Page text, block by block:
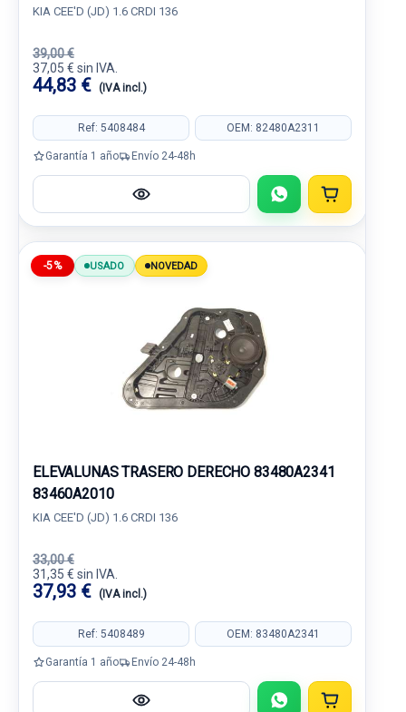
KIA CEE'D (JD) 1.6 CRDI 136
39,00 €
37,05 € sin IVA.
44,83 € (IVA incl.)
Ref: 5408484 OEM: 82480A2311
Garantía 1 año Envío 24-48h
-5% USADO NOVEDAD
ELEVALUNAS TRASERO DERECHO 83480A2341
83460A2010
KIA CEE'D (JD) 1.6 CRDI 136
33,00 €
31,35 € sin IVA.
37,93 € (IVA incl.)
Ref: 5408489 OEM: 83480A2341
Garantía 1 año Envío 24-48h